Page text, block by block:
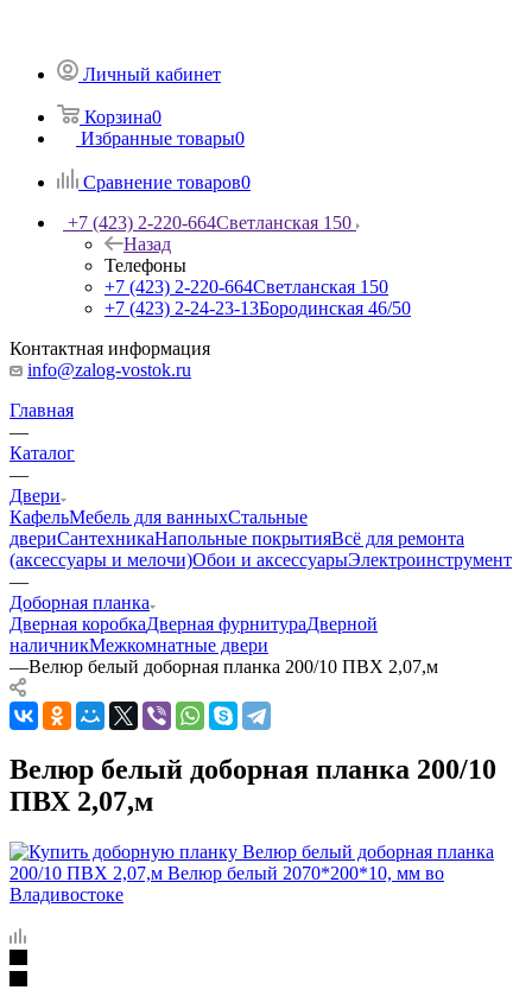
Личный кабинет
Корзина0
Избранные товары0
Сравнение товаров0
+7 (423) 2-220-664Светланская 150
Назад
Телефоны
+7 (423) 2-220-664Светланская 150
+7 (423) 2-24-23-13Бородинская 46/50
Контактная информация
info@zalog-vostok.ru
Главная
—
Каталог
—
Двери
КафельМебель для ванныхСтальные
двериСантехникаНапольные покрытияВсё для ремонта
(аксессуары и мелочи)Обои и аксессуарыЭлектроинструмент
—
Доборная планка
Дверная коробкаДверная фурнитураДверной
наличникМежкомнатные двери
—Велюр белый доборная планка 200/10 ПВХ 2,07,м
Велюр белый доборная планка 200/10
ПВХ 2,07,м